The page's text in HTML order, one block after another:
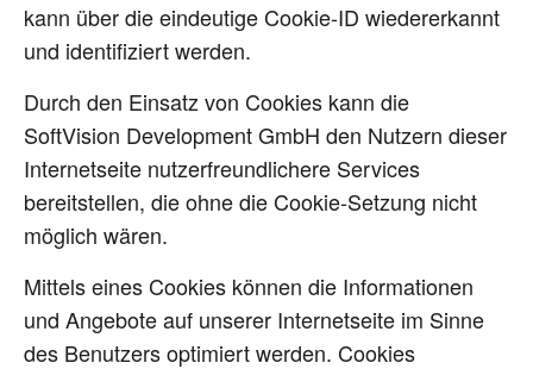
kann über die eindeutige Cookie-ID wiedererkannt
und identifiziert werden.
Durch den Einsatz von Cookies kann die
SoftVision Development GmbH den Nutzern dieser
Internetseite nutzerfreundlichere Services
bereitstellen, die ohne die Cookie-Setzung nicht
möglich wären.
Mittels eines Cookies können die Informationen
und Angebote auf unserer Internetseite im Sinne
des Benutzers optimiert werden. Cookies